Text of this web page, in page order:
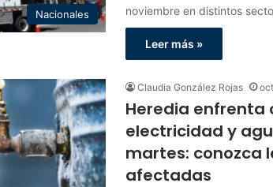
Nacionales
noviembre en distintos
Leer más »
Claudia González Rojas
Heredia enfrenta
electricidad y
martes: conozca
afectadas